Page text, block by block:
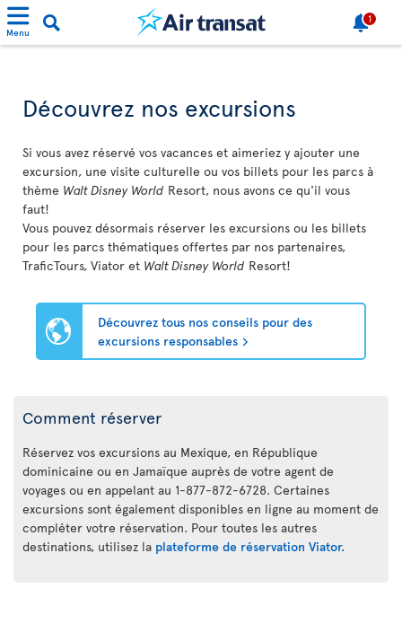
Menu
1
Découvrez nos excursions
Si vous avez réservé vos vacances et aimeriez y ajouter une
excursion, une visite culturelle ou vos billets pour les parcs à
thème Walt Disney World Resort, nous avons ce qu'il vous
faut!
Vous pouvez désormais réserver les excursions ou les billets
pour les parcs thématiques offertes par nos partenaires,
TraficTours, Viator et Walt Disney World Resort!
Découvrez tous nos conseils pour des
excursions responsables
Comment réserver
Réservez vos excursions au Mexique, en République
dominicaine ou en Jamaïque auprès de votre agent de
voyages ou en appelant au 1-877-872-6728. Certaines
excursions sont également disponibles en ligne au moment de
compléter votre réservation. Pour toutes les autres
destinations, utilisez la plateforme de réservation Viator.